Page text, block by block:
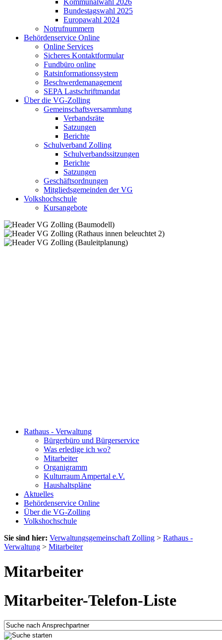
Kommunalwahl 2026
Bundestagswahl 2025
Europawahl 2024
Notrufnummern
Behördenservice Online
Online Services
Sicheres Kontaktformular
Fundbüro online
Ratsinformationssystem
Beschwerdemanagement
SEPA Lastschriftmandat
Über die VG-Zolling
Gemeinschaftsversammlung
Verbandsräte
Satzungen
Berichte
Schulverband Zolling
Schulverbandssitzungen
Berichte
Satzungen
Geschäftsordnungen
Mitgliedsgemeinden der VG
Volkshochschule
Kursangebote
Rathaus - Verwaltung
Bürgerbüro und Bürgerservice
Was erledige ich wo?
Mitarbeiter
Organigramm
Kulturraum Ampertal e.V.
Haushaltspläne
Aktuelles
Behördenservice Online
Über die VG-Zolling
Volkshochschule
Sie sind hier: Verwaltungsgemeinschaft Zolling > Rathaus -
Verwaltung > Mitarbeiter
Mitarbeiter
Mitarbeiter-Telefon-Liste